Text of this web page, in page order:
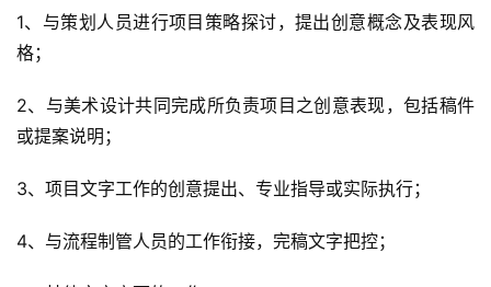
1、与策划人员进行项目策略探讨，提出创意概念及表现风
格；
2、与美术设计共同完成所负责项目之创意表现，包括稿件
或提案说明；
3、项目文字工作的创意提出、专业指导或实际执行；
4、与流程制管人员的工作衔接，完稿文字把控；